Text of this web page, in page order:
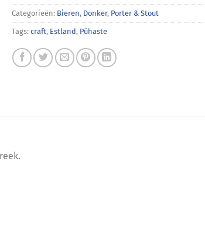
Categorieën: Bieren, Donker, Porter & Stout
Tags: craft, Estland, Pühaste